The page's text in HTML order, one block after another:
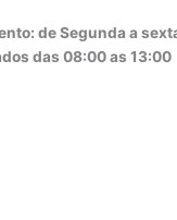
de Segunda a
das 08:00 as 13:00